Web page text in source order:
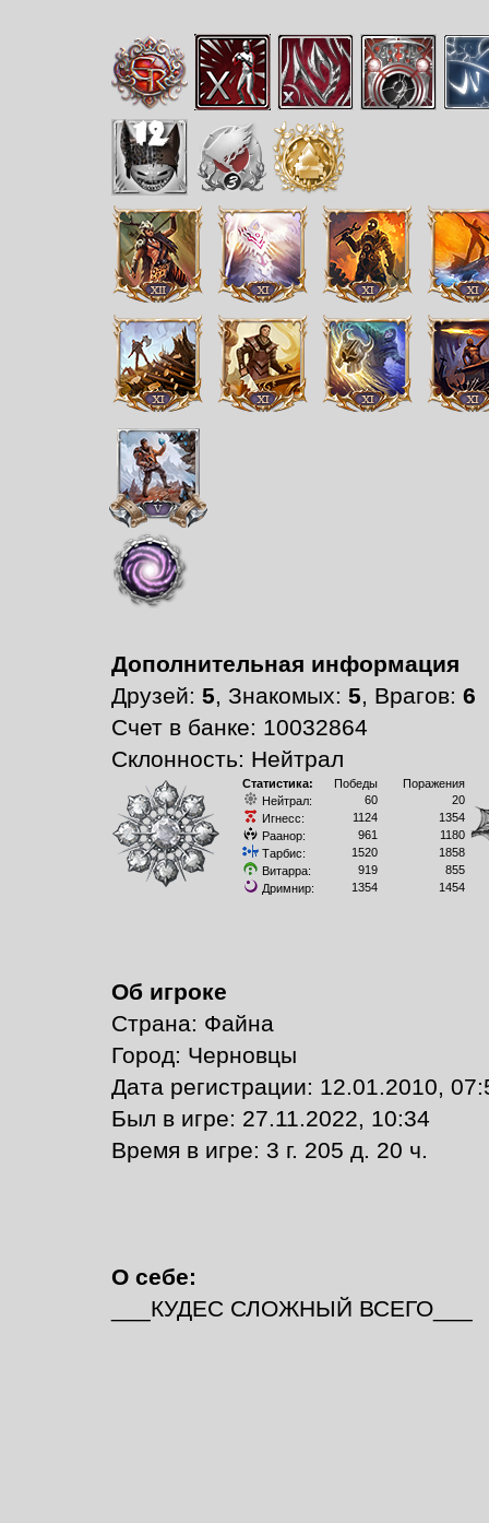
Дополнительная информация
Друзей: 5, Знакомых: 5, Врагов: 6
Счет в банке: 10032864
Склонность: Нейтрал
Статистика: Победы
Поражения
Нейтрал:
60
20
Игнесс:
1124
1354
Раанор:
961
1180
Тарбис:
1520
1858
Витарра:
919
855
Дримнир:
1354 1454
Об игроке
Страна: Файна
Город: Черновцы
Дата регистрации: 12.01.2010,
Был в игре: 27.11.2022, 10:34
Время в игре: 3 г. 205 д. 20 ч.
О себе:
___КУДЕС СЛОЖНЫЙ ВСЕГО___